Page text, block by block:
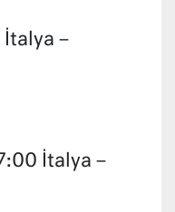
İtalya –
İtalya –